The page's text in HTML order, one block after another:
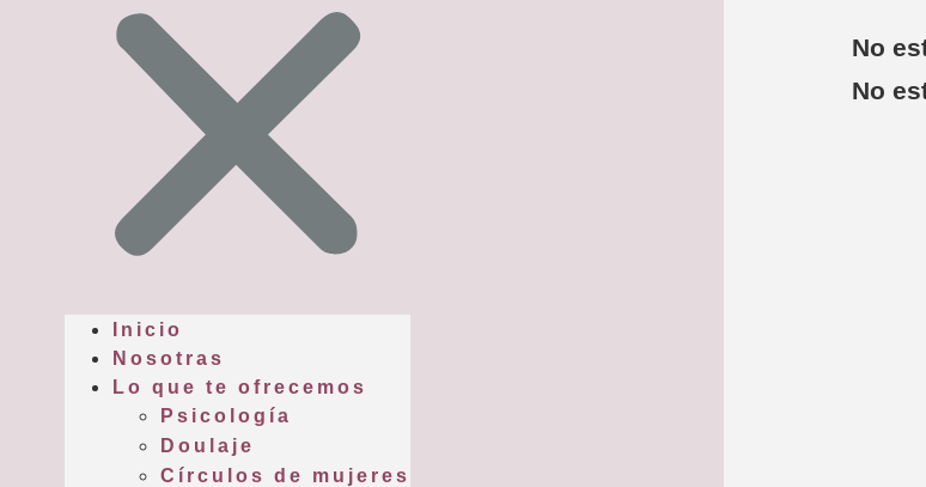
Inicio
Nosotras
Lo que te ofrecemos
Psicología
Doulaje
Círculos de mujeres
No
No